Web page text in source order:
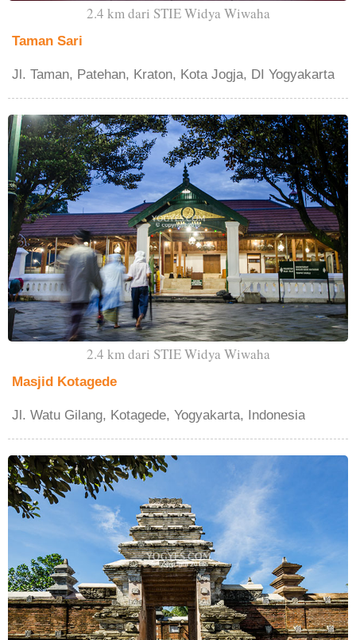
2.4 km dari STIE Widya Wiwaha
Taman Sari
Jl. Taman, Patehan, Kraton, Kota Jogja, DI Yogyakarta
2.4 km dari STIE Widya Wiwaha
Masjid Kotagede
Jl. Watu Gilang, Kotagede, Yogyakarta, Indonesia